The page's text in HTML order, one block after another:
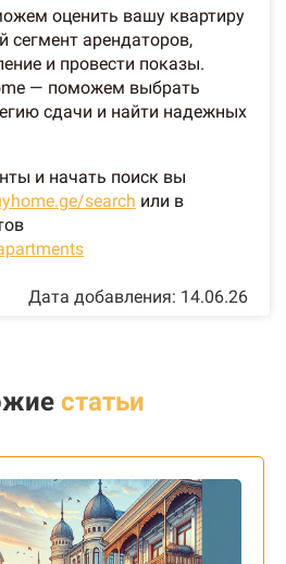
оценить вашу квартиру
сегмент арендаторов,
и провести показы.
— поможем выбрать
сдачи и найти надежных
и начать поиск вы
search или в
Дата добавления: 14.06.26
статьи